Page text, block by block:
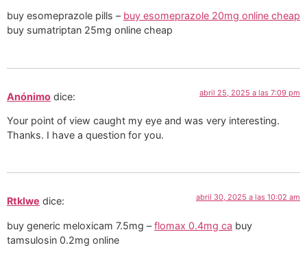
buy esomeprazole pills – buy esomeprazole 20mg online cheap
buy sumatriptan 25mg online cheap
Anónimo dice: abril 25, 2025 a las 7:09 pm
Your point of view caught my eye and was very interesting.
Thanks. I have a question for you.
Rtklwe dice: abril 30, 2025 a las 10:02 am
buy generic meloxicam 7.5mg –flomax 0.4mg ca buy
tamsulosin 0.2mg online